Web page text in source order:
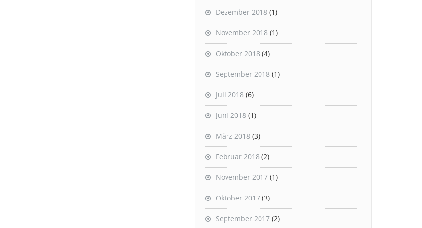
Dezember 2018 (1)
November 2018 (1)
Oktober 2018 (4)
September 2018 (1)
Juli 2018 (6)
Juni 2018 (1)
März 2018 (3)
Februar 2018 (2)
November 2017 (1)
Oktober 2017 (3)
September 2017 (2)